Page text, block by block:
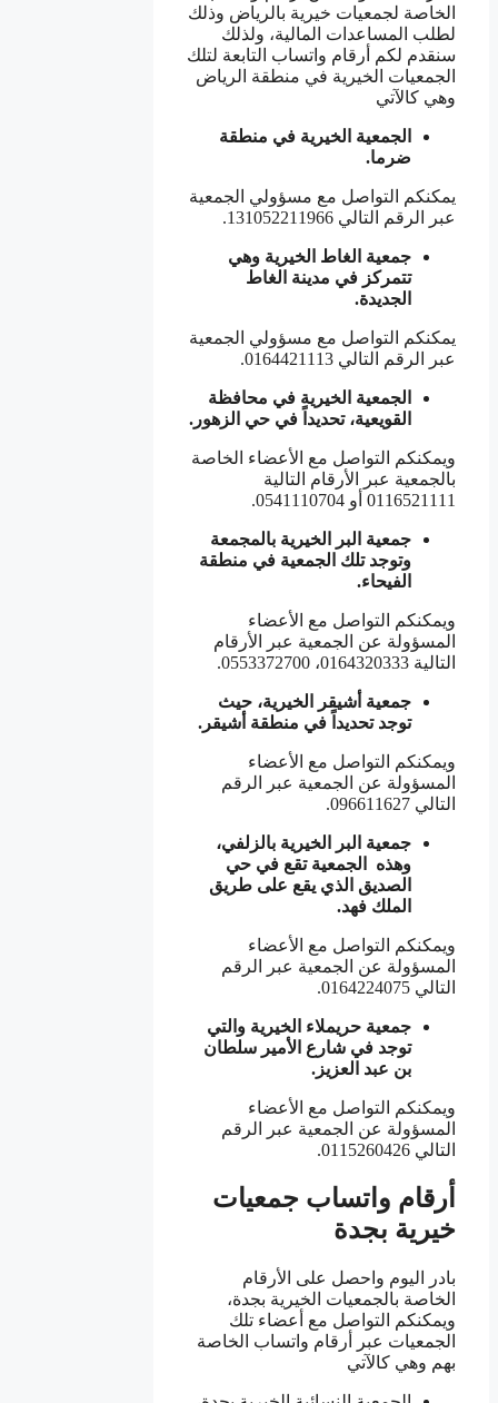
الخاصة لجمعيات خيرية بالرياض وذلك
لطلب المساعدات المالية، ولذلك
سنقدم لكم أرقام واتساب التابعة لتلك
الجمعيات الخيرية في منطقة الرياض
وهي كالآتي
الجمعية الخيرية في منطقة
ضرما.
يمكنكم التواصل مع مسؤولي الجمعية
عبر الرقم التالي 131052211966.
جمعية الغاط الخيرية وهي
تتمركز في مدينة الغاط
الجديدة.
يمكنكم التواصل مع مسؤولي الجمعية
عبر الرقم التالي 0164421113.
الجمعية الخيرية في محافظة
القويعية، تحديداً في حي الزهور.
ويمكنكم التواصل مع الأعضاء الخاصة
بالجمعية عبر الأرقام التالية
0116521111 أو 0541110704.
جمعية البر الخيرية بالمجمعة
وتوجد تلك الجمعية في منطقة
الفيحاء.
ويمكنكم التواصل مع الأعضاء
المسؤولة عن الجمعية عبر الأرقام
التالية 0164320333، 0553372700.
جمعية أشيقر الخيرية، حيث
توجد تحديداً في منطقة أشيقر.
ويمكنكم التواصل مع الأعضاء
المسؤولة عن الجمعية عبر الرقم
التالي 096611627.
جمعية البر الخيرية بالزلفي،
وهذه الجمعية تقع في حي
الصديق الذي يقع على طريق
الملك فهد.
ويمكنكم التواصل مع الأعضاء
المسؤولة عن الجمعية عبر الرقم
التالي 0164224075.
جمعية حريملاء الخيرية والتي
توجد في شارع الأمير سلطان
بن عبد العزيز.
ويمكنكم التواصل مع الأعضاء
المسؤولة عن الجمعية عبر الرقم
التالي 0115260426.
أرقام واتساب جمعيات
خيرية بجدة
بادر اليوم واحصل على الأرقام
الخاصة بالجمعيات الخيرية بجدة،
ويمكنكم التواصل مع أعضاء تلك
الجمعيات عبر أرقام واتساب الخاصة
بهم وهي كالآتي